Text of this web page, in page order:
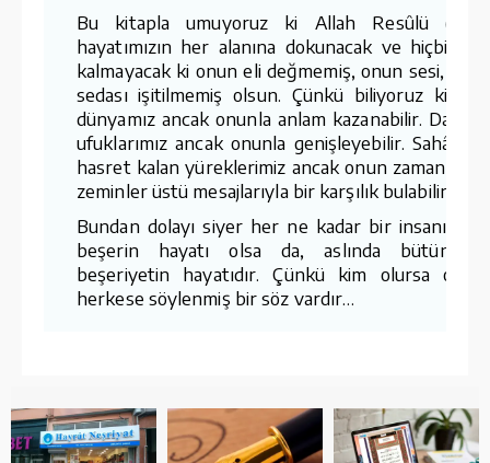
Bu kitapla umuyoruz ki Allah Resûlü
hayatımızın her alanına dokunacak ve hiçbir
kalmayacak ki onun eli değmemiş, onun sesi,
sedası işitilmemiş olsun. Çünkü biliyoruz ki
dünyamız ancak onunla anlam kazanabilir.
ufuklarımız ancak onunla genişleyebilir.
hasret kalan yüreklerimiz ancak onun zamanlar
zeminler üstü mesajlarıyla bir karşılık bulabilir.
Bundan dolayı siyer her ne kadar bir insanın,
beşerin hayatı olsa da, aslında bütün
beşeriyetin hayatıdır. Çünkü kim olursa
herkese söylenmiş bir söz vardır…